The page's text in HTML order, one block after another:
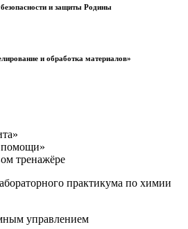
и защиты Родины
и обработка материалов»
помощи»
тренажёре
практикума по химии
управлением